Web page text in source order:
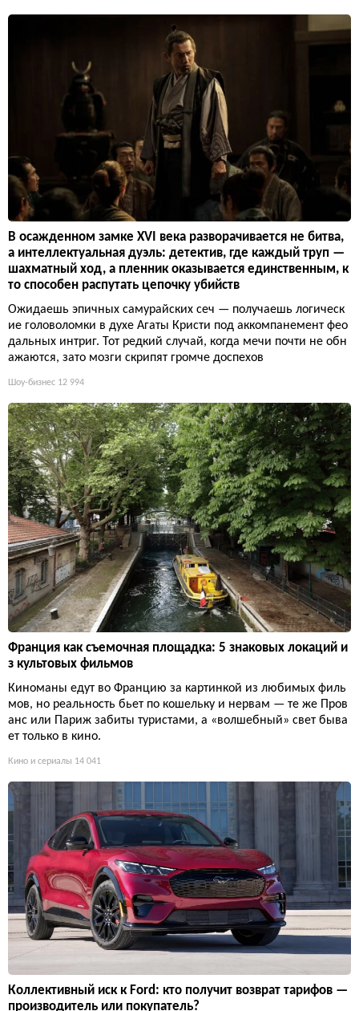
В осажденном замке XVI века разворачивается не битва,
а интеллектуальная дуэль: детектив, где каждый труп —
шахматный ход, а пленник оказывается единственным, к
то способен распутать цепочку убийств
Ожидаешь эпичных самурайских сеч — получаешь логическ
ие головоломки в духе Агаты Кристи под аккомпанемент фео
дальных интриг. Тот редкий случай, когда мечи почти не обн
ажаются, зато мозги скрипят громче доспехов
Шоу-бизнес 12 994
Франция как съемочная площадка: 5 знаковых локаций и
з культовых фильмов
Киноманы едут во Францию за картинкой из любимых филь
мов, но реальность бьет по кошельку и нервам — те же Пров
анс или Париж забиты туристами, а «волшебный» свет быва
ет только в кино.
Кино и сериалы 14 041
Коллективный иск к Ford: кто получит возврат тарифов —
производитель или покупатель?